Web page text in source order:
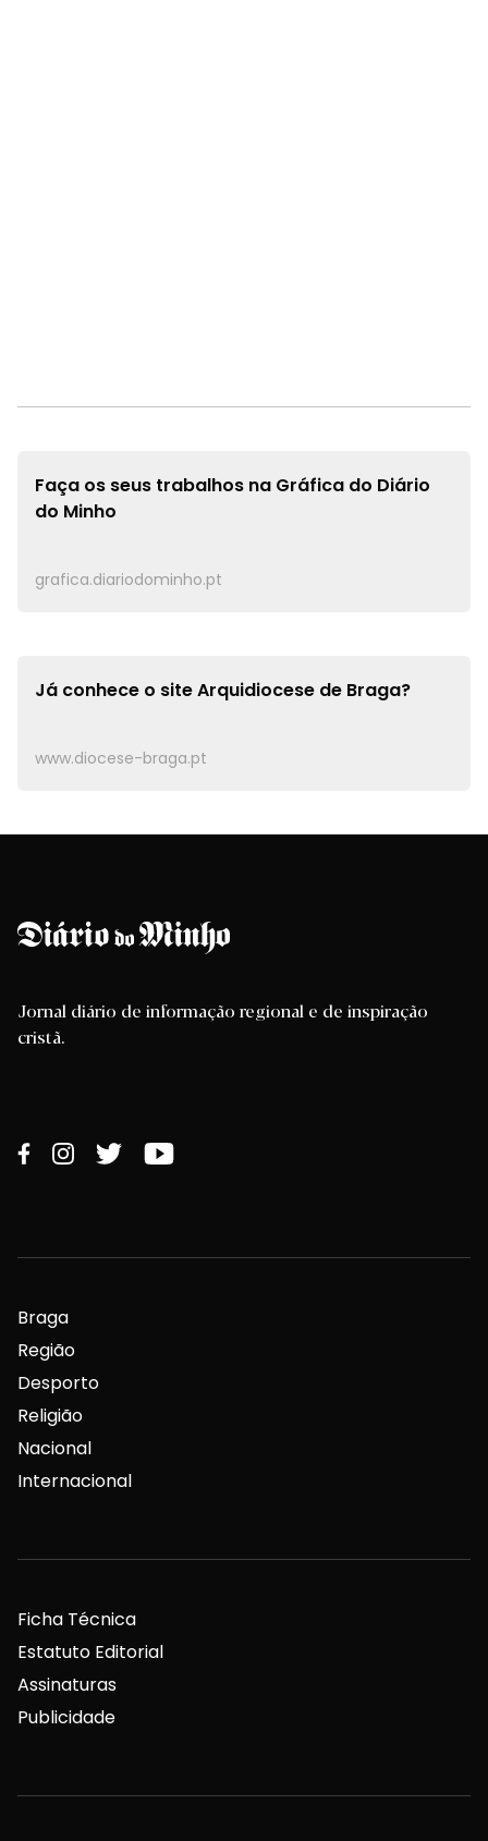
Faça os seus trabalhos na Gráfica do Diário
do Minho
grafica.diariodominho.pt
Já conhece o siteArquidiocese de Braga?
www.diocese-braga.pt
Jornal diário de informação regional e de inspiração
cristã.
Braga
Região
Desporto
Religião
Nacional
Internacional
Ficha Técnica
Estatuto Editorial
Assinaturas
Publicidade